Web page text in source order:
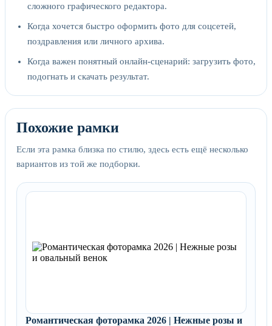
сложного графического редактора.
Когда хочется быстро оформить фото для соцсетей,
поздравления или личного архива.
Когда важен понятный онлайн-сценарий: загрузить фото,
подогнать и скачать результат.
Похожие рамки
Если эта рамка близка по стилю, здесь есть ещё несколько
вариантов из той же подборки.
Романтическая фоторамка 2026 | Нежные розы и